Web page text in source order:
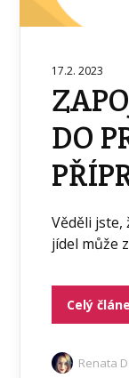
17.2. 2023
DO
Věděli
jídel může
Celý
Renata